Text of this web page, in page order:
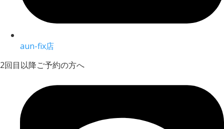
aun-fix店
2回目以降ご予約の方へ